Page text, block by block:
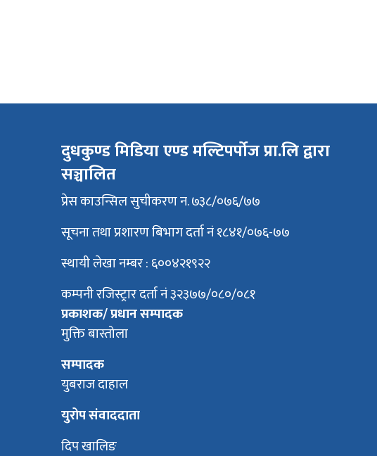
दुधकुण्ड मिडिया एण्ड मल्टिपर्पोज प्रा.लि द्वारा
सञ्चालित
प्रेस काउन्सिल सुचीकरण न. ७३८/०७६/७७
सूचना तथा प्रशारण बिभाग दर्ता नं १८४१/०७६-७७
स्थायी लेखा नम्बर : ६००४२१९२२
कम्पनी रजिस्ट्रार दर्ता नं ३२३७७/०८०/०८१
प्रकाशक/ प्रधान सम्पादक
मुक्ति बास्तोला
सम्पादक
युबराज दाहाल
युरोप संवाददाता
दिप खालिङ